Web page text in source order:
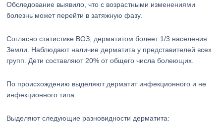
Обследование выявило, что с возрастными изменениями
болезнь может перейти в затяжную фазу.
Согласно статистике ВОЗ, дерматитом болеет 1/3 населения
Земли. Наблюдают наличие дерматита у представителей всех
групп. Дети составляют 20% от общего числа болеющих.
По происхождению выделяют дерматит инфекционного и не
инфекционного типа.
Выделяют следующие разновидности дерматита: